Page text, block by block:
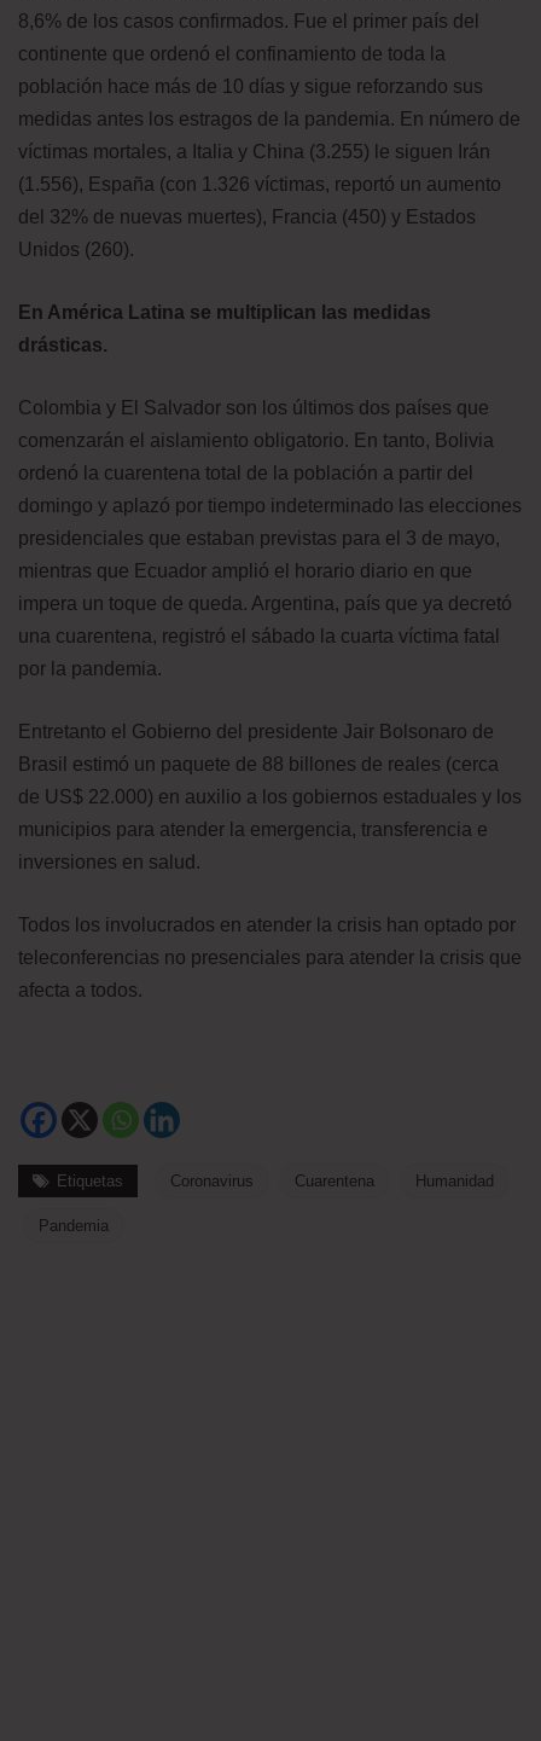
8,6% de los casos confirmados. Fue el primer país del
continente que ordenó el confinamiento de toda la
población hace más de 10 días y sigue reforzando sus
medidas antes los estragos de la pandemia. En número de
víctimas mortales, a Italia y China (3.255) le siguen Irán
(1.556), España (con 1.326 víctimas, reportó un aumento
del 32% de nuevas muertes), Francia (450) y Estados
Unidos (260).
En América Latina se multiplican las medidas
drásticas.
Colombia y El Salvador son los últimos dos países que
comenzarán el aislamiento obligatorio. En tanto, Bolivia
ordenó la cuarentena total de la población a partir del
domingo y aplazó por tiempo indeterminado las elecciones
presidenciales que estaban previstas para el 3 de mayo,
mientras que Ecuador amplió el horario diario en que
impera un toque de queda. Argentina, país que ya decretó
una cuarentena, registró el sábado la cuarta víctima fatal
por la pandemia.
Entretanto el Gobierno del presidente Jair Bolsonaro de
Brasil estimó un paquete de 88 billones de reales (cerca
de US$ 22.000) en auxilio a los gobiernos estaduales y los
municipios para atender la emergencia, transferencia e
inversiones en salud.
Todos los involucrados en atender la crisis han optado por
teleconferencias no presenciales para atender la crisis que
afecta a todos.
Etiquetas Coronavirus Cuarentena Humanidad
Pandemia